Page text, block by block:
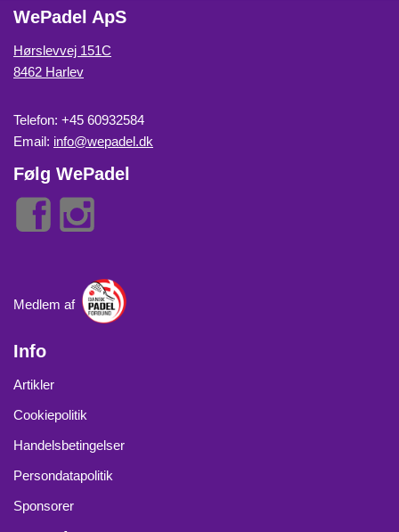
WePadel ApS
Hørslevvej 151C
8462 Harlev
Telefon: +45 60932584
Email: info@wepadel.dk
Følg WePadel
Medlem af
Info
Artikler
Cookiepolitik
Handelsbetingelser
Persondatapolitik
Sponsorer